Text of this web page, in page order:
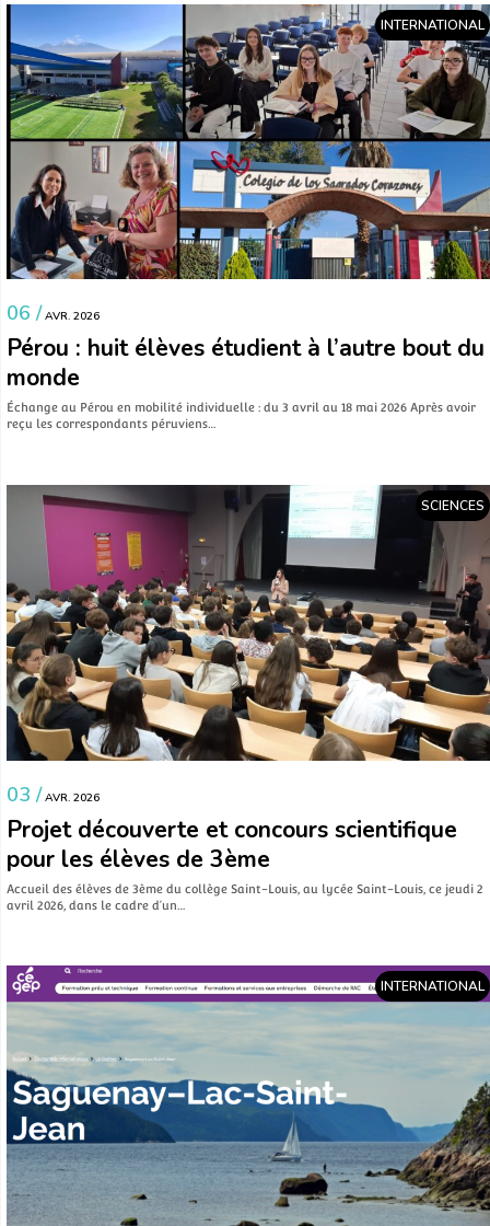
INTERNATIONAL
06 / AVR. 2026
Pérou : huit élèves étudient à l’autre bout du
monde
Échange au Pérou en mobilité individuelle : du 3 avril au 18 mai 2026 Après avoir
reçu les correspondants péruviens…
SCIENCES
03 / AVR. 2026
Projet découverte et concours scientifique
pour les élèves de 3ème
Accueil des élèves de 3ème du collège Saint-Louis, au lycée Saint-Louis, ce jeudi 2
avril 2026, dans le cadre d’un…
INTERNATIONAL